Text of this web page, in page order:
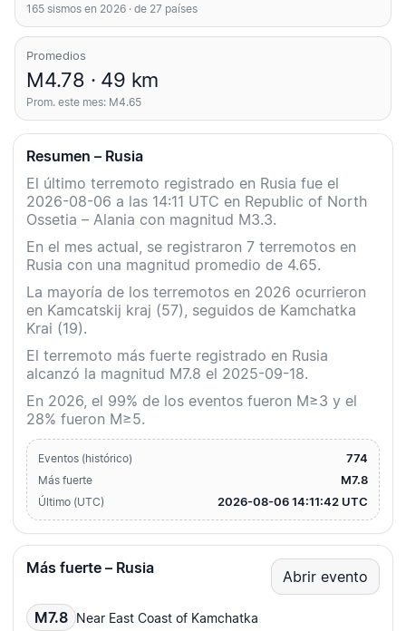
165 sismos en 2026 · de 27 países
Promedios
M4.78 · 49 km
Prom. este mes: M4.65
Resumen – Rusia
El último terremoto registrado en Rusia fue el
2026-08-06 a las 14:11 UTC en Republic of North
Ossetia – Alania con magnitud M3.3.
En el mes actual, se registraron 7 terremotos en
Rusia con una magnitud promedio de 4.65.
La mayoría de los terremotos en 2026 ocurrieron
en Kamcatskij kraj (57), seguidos de Kamchatka
Krai (19).
El terremoto más fuerte registrado en Rusia
alcanzó la magnitud M7.8 el 2025-09-18.
En 2026, el 99% de los eventos fueron M≥3 y el
28% fueron M≥5.
Eventos (histórico) 774
Más fuerte M7.8
Último (UTC) 2026-08-06 14:11:42 UTC
Más fuerte – Rusia Abrir evento
M7.8 Near East Coast of Kamchatka